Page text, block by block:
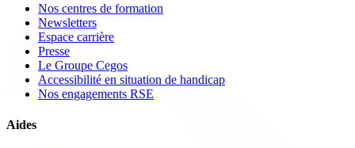
Nos centres de formation
Newsletters
Espace carrière
Presse
Le Groupe Cegos
Accessibilité en situation de handicap
Nos engagements RSE
Aides